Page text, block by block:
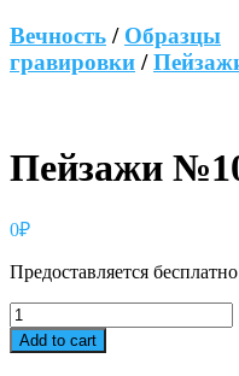
Вечность / Образцы
гравировки /
Пейзажи
0₽
Предоставляется
Пейзажи
№109
quantity
Add to cart